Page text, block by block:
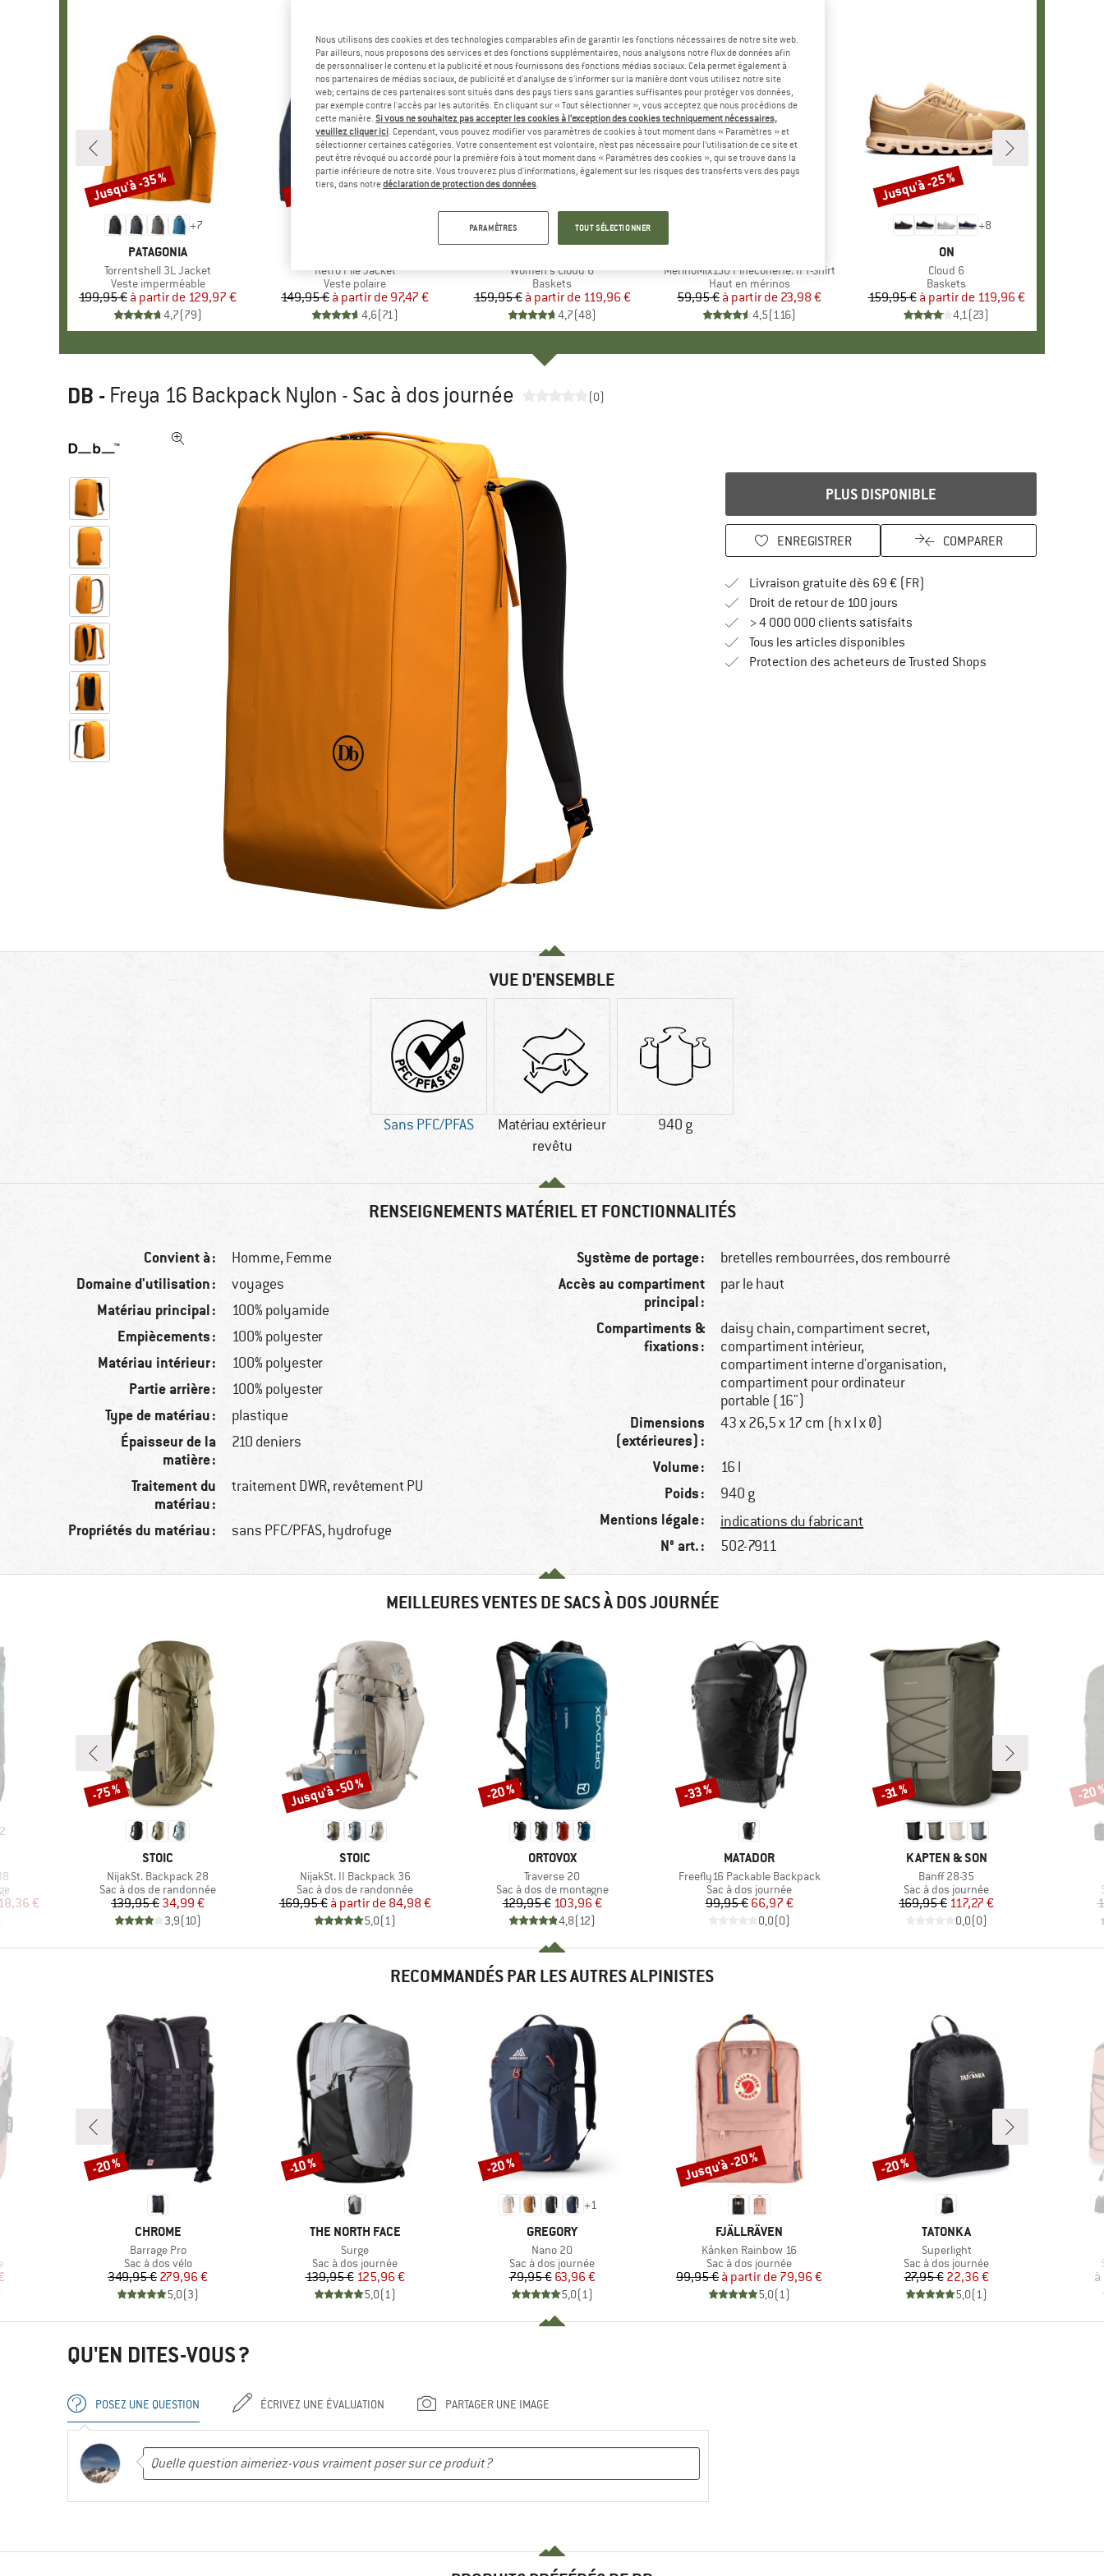
+7
MARQUE
PATAGONIA
Article
Torrentshell 3L Jacket
Product group
Veste imperméable
Prix
199,95 € Prix réduit
à partir de 129,97 €
4,7(79)
Remise
Jusqu'à -35 %
Article
Retro Pile Jacket
Product group
Veste polaire
Prix
149,95 € Prix réduit
à partir de 97,47 €
4,6(71)
Remise
Jusqu'à -35 %
+9
Article
Women's Cloud 6
Product group
Baskets
Prix
159,95 € Prix réduit
à partir de 119,96 €
4,7(48)
Remise
Jusqu'à -25 %
Article
MerinoMix150 PineconeHe. II T-Shirt
Product group
Haut en mérinos
Prix
59,95 € Prix réduit
à partir de 23,98 €
4,5(116)
Jusqu'à -60 %
+8
MARQUE
ON
Article
Cloud 6
Product group
Baskets
Prix
159,95 € Prix réduit
à partir de 119,96 €
4,1(23)
Remise
Jusqu'à -25 %
DB - Freya 16 Backpack Nylon - Sac à dos journée (0)
PLUS DISPONIBLE
ENREGISTRER COMPARER
Livraison gratuite dès 69 € (FR)
Droit de retour de 100 joursTrouve les informations de
> 4 000 000 clients satisfaits
Tous les articles disponibles
Protection des acheteurs de Trusted ShopsTrouve toutes les
VUE D'ENSEMBLE
Sans PFC/PFAS
Matériau extérieur
revêtu
940 g
RENSEIGNEMENTS MATÉRIEL ET FONCTIONNALITÉS
Convient à : Homme, Femme
Domaine d'utilisation : voyages
Matériau principal : 100% polyamide
Empiècements : 100% polyester
Matériau intérieur : 100% polyester
Partie arrière : 100% polyester
Type de matériau : plastique
Épaisseur de la
matière :
210 deniers
Traitement du
matériau :
traitement DWR, revêtement PU
Propriétés du matériau : sans PFC/PFAS, hydrofuge
Système de portage : bretelles rembourrées, dos rembourré
Accès au compartiment
principal :
par le haut
Compartiments &
fixations :
daisy chain, compartiment secret,
compartiment intérieur,
compartiment interne d'organisation,
compartiment pour ordinateur
portable (16")
Dimensions
(extérieures) :
43 x 26,5 x 17 cm (h x l x Ø)
Volume : 16 l
Poids : 940 g
Mentions légale : indications du fabricant
N° art. : 502-7911
MEILLEURES VENTES DE SACS À DOS JOURNÉE
2
€
MARQUE
STOIC
Article
NijakSt. Backpack 28
Product group
Sac à dos de randonnée
Prix
139,95 €Prix réduit
34,99 €
3,9(10)
Remise
-75 %
MARQUE
STOIC
Article
NijakSt. II Backpack 36
Product group
Sac à dos de randonnée
Prix
169,95 € Prix réduit
à partir de 84,98 €
5,0(1)
Remise
Jusqu'à -50 %
MARQUE
ORTOVOX
Article
Traverse 20
Product group
Sac à dos de montagne
Prix
129,95 €Prix réduit
103,96 €
4,8(12)
Remise
-20 %
MARQUE
MATADOR
Article
Freefly16 Packable Backpack
Product group
Sac à dos journée
Prix
99,95 €Prix réduit
66,97 €
0,0(0)
Remise
-33 %
MARQUE
KAPTEN & SON
Article
Banff 28-35
Product group
Sac à dos journée
Prix
169,95 €Prix réduit
117,27 €
0,0(0)
Remise
-31 % -20
RECOMMANDÉS PAR LES AUTRES ALPINISTES
MARQUE
CHROME
Article
Barrage Pro
Product group
Sac à dos vélo
Prix
349,95 €Prix réduit
279,96 €
5,0(3)
Remise
-20 %
MARQUE
THE NORTH FACE
Article
Surge
Product group
Sac à dos journée
Prix
139,95 €Prix réduit
125,96 €
5,0(1)
Remise
-10 %
+1
MARQUE
GREGORY
Article
Nano 20
Product group
Sac à dos journée
Prix
79,95 €Prix réduit
63,96 €
5,0(1)
Remise
-20 %
MARQUE
FJÄLLRÄVEN
Article
Kånken Rainbow 16
Product group
Sac à dos journée
Prix
99,95 € Prix réduit
à partir de 79,96 €
5,0(1)
Remise
Jusqu'à -20 %
MARQUE
TATONKA
Article
Superlight
Product group
Sac à dos journée
Prix
27,95 € Prix réduit
22,36 €
5,0(1)
Remise
-20 %
QU'EN DITES-VOUS ?
POSEZ UNE QUESTION ÉCRIVEZ UNE ÉVALUATION PARTAGER UNE IMAGE
Nous utilisons des cookies et des technologies comparables afin de garantir les fonctions nécessaires de notre site web.
Par ailleurs, nous proposons des services et des fonctions supplémentaires, nous analysons notre flux de données afin
de personnaliser le contenu et la publicité et nous fournissons des fonctions médias sociaux. Cela permet également à
nos partenaires de médias sociaux, de publicité et d'analyse de s'informer sur la manière dont vous utilisez notre site
web; certains de ces partenaires sont situés dans des pays tiers sans garanties suffisantes pour protéger vos données,
par exemple contre l'accès par les autorités. En cliquant sur « Tout sélectionner », vous acceptez que nous procédions de
cette manière. Si vous ne souhaitez pas accepter les cookies à l’exception des cookies techniquement nécessaires,
veuillez cliquer ici. Cependant, vous pouvez modifier vos paramètres de cookies à tout moment dans « Paramètres » et
sélectionner certaines catégories. Votre consentement est volontaire, n’est pas nécessaire pour l’utilisation de ce site et
peut être révoqué ou accordé pour la première fois à tout moment dans « Paramètres des cookies », qui se trouve dans la
partie inférieure de notre site. Vous trouverez plus d'informations, également sur les risques des transferts vers des pays
tiers, dans notredéclaration de protection des données.
PARAMÈTRES TOUT SÉLECTIONNER